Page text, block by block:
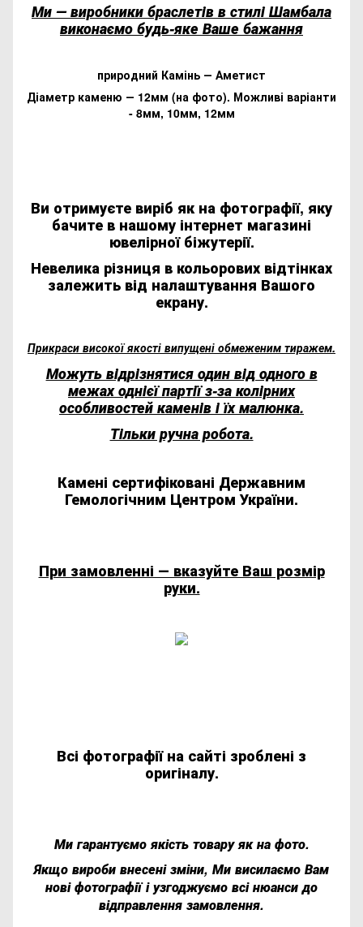
Ми ― виробники браслетів в стилі Шамбала
виконаємо будь-яке Ваше бажання
природний Камінь ― Аметист
Діаметр каменю ― 12мм (на фото). Можливі варіанти
- 8мм, 10мм, 12мм
Ви отримуєте виріб як на фотографії, яку
бачите в нашому інтернет магазині
ювелірної біжутерії.
Невелика різниця в кольорових відтінках
залежить від налаштування Вашого
екрану.
Прикраси високої якості випущені обмеженим тиражем.
Можуть відрізнятися один від одного в
межах однієї партії з-за колірних
особливостей каменів і їх малюнка.
Тільки ручна робота.
Камені сертифіковані Державним
Гемологічним Центром України.
При замовленні ― вказуйте Ваш розмір
руки.
Всі фотографії на сайті зроблені з
оригіналу.
Ми гарантуємо якість товару як на фото.
Якщо вироби внесені зміни, Ми висилаємо Вам
нові фотографії і узгоджуємо всі нюанси до
відправлення замовлення.